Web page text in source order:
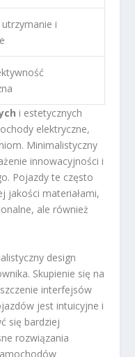
i
i estetycznych
elektryczne,
Minimalistyczny
innowacyjności i
Pojazdy te często
jakości materiałami,
ale również
design
Skupienie się na
interfejsów
jest intuicyjne i
się bardziej
rozwiązania